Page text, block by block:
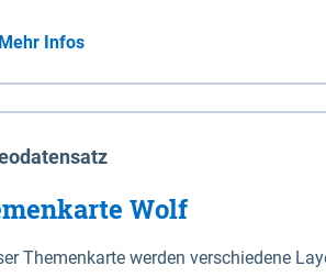
Deiche gelten die Bestimmungen
Sperrwerke Sperrwerke sind Bauwerke mit Sperrvorrichtungen in Tidegewässern, die dem
eines Gebietes vor erhöhten Tiden, vor
Art erhält die Eigenschaft eines
Mehr Infos
Wolf
Themenkarte werden verschiedene